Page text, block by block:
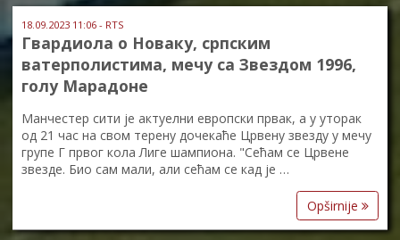
18.09.2023 11:06 - RTS
Гвардиола о Новаку, српским
ватерполистима, мечу са Звездом 1996,
голу Марадоне
Манчестер сити је актуелни европски првак, а у уторак
од 21 час на свом терену дочекаће Црвену звезду у мечу
групе Г првог кола Лиге шампиона. "Сећам се Црвене
звезде. Био сам мали, али сећам се кад је …
Opširnije